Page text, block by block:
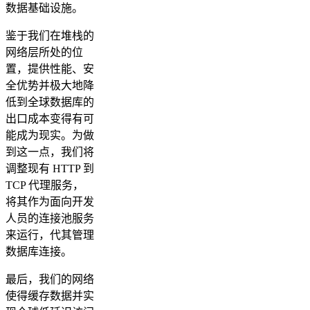
数据基础设施。
鉴于我们在堆栈的
网络层所处的位
置，提供性能、安
全优势并极大地降
低到全球数据库的
出口成本变得有可
能成为现实。为做
到这一点，我们将
调整现有 HTTP 到
TCP 代理服务，
将其作为面向开发
人员的连接池服务
来运行，代其管理
数据库连接。
最后，我们的网络
使得缓存数据并实